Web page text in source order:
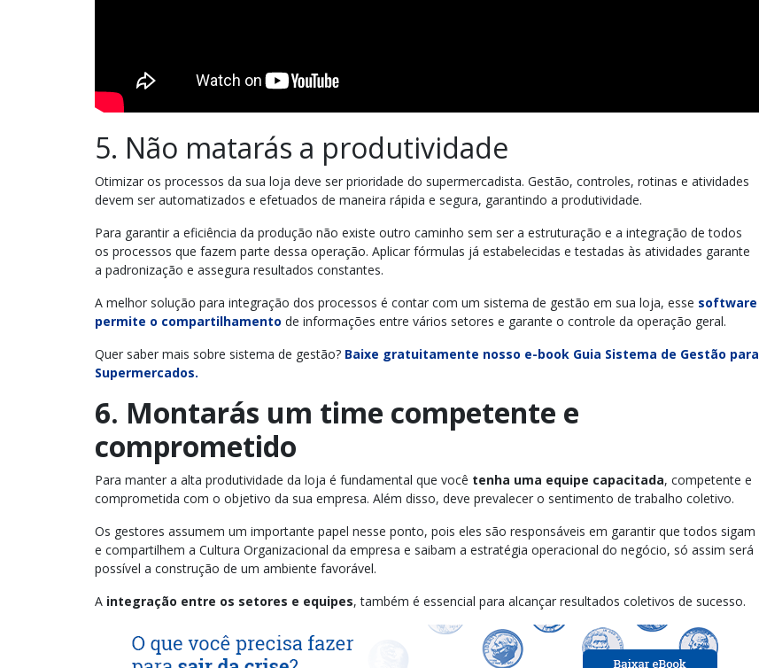
5. Não matarás a produtividade
Otimizar os processos da sua loja deve ser prioridade do supermercadista. Gestão, controles, rotinas e atividades
devem ser automatizados e efetuados de maneira rápida e segura, garantindo a produtividade.
Para garantir a eficiência da produção não existe outro caminho sem ser a estruturação e a integração de todos
os processos que fazem parte dessa operação. Aplicar fórmulas já estabelecidas e testadas às atividades garante
a padronização e assegura resultados constantes.
A melhor solução para integração dos processos é contar com um sistema de gestão em sua loja, esse software
permite o compartilhamento de informações entre vários setores e garante o controle da operação geral.
Quer saber mais sobre sistema de gestão? Baixe gratuitamente nosso e-book Guia Sistema de Gestão para
Supermercados.
6. Montarás um time competente e
comprometido
Para manter a alta produtividade da loja é fundamental que você tenha uma equipe capacitada, competente e
comprometida com o objetivo da sua empresa. Além disso, deve prevalecer o sentimento de trabalho coletivo.
Os gestores assumem um importante papel nesse ponto, pois eles são responsáveis em garantir que todos sigam
e compartilhem a Cultura Organizacional da empresa e saibam a estratégia operacional do negócio, só assim será
possível a construção de um ambiente favorável.
A integração entre os setores e equipes, também é essencial para alcançar resultados coletivos de sucesso.